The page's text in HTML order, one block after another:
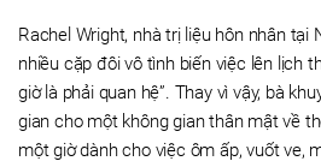
Rachel Wright, nhà trị liệu hôn nhân tại
nhiều cặp đôi vô tình biến việc lên lịch
giờ là phải quan hệ”. Thay vì vậy, bà
gian cho một không gian thân mật về
một giờ dành cho việc ôm ấp, vuốt ve,